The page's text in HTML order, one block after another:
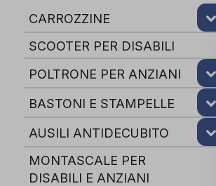
CARROZZINE
SCOOTER PER DISABILI
POLTRONE PER ANZIANI
BASTONI E STAMPELLE
AUSILI ANTIDECUBITO
MONTASCALE PER
DISABILI E ANZIANI